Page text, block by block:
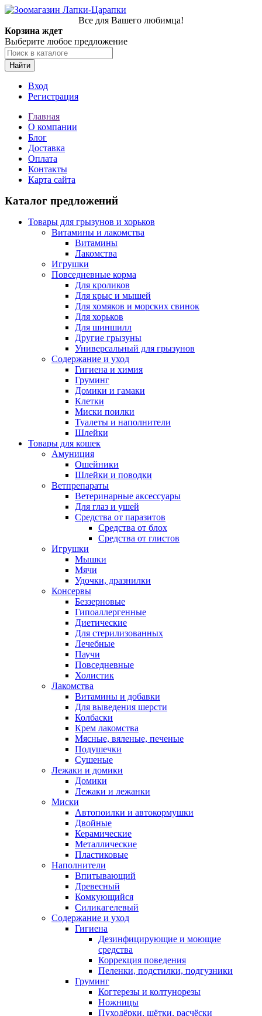
Все для Вашего любимца!
Корзина ждет
Выберите любое предложение
Найти
Вход
Регистрация
Главная
О компании
Блог
Доставка
Оплата
Контакты
Карта сайта
Каталог предложений
Товары для грызунов и хорьков
Витамины и лакомства
Витамины
Лакомства
Игрушки
Повседневные корма
Для кроликов
Для крыс и мышей
Для хомяков и морских свинок
Для хорьков
Для шиншилл
Другие грызуны
Универсальный для грызунов
Содержание и уход
Гигиена и химия
Груминг
Домики и гамаки
Клетки
Миски поилки
Туалеты и наполнители
Шлейки
Товары для кошек
Амуниция
Ошейники
Шлейки и поводки
Ветпрепараты
Ветеринарные аксессуары
Для глаз и ушей
Средства от паразитов
Средства от блох
Средства от глистов
Игрушки
Мышки
Мячи
Удочки, дразнилки
Консервы
Беззерновые
Гипоаллергенные
Диетические
Для стерилизованных
Лечебные
Паучи
Повседневные
Холистик
Лакомства
Витамины и добавки
Для выведения шерсти
Колбаски
Крем лакомства
Мясные, вяленые, печеные
Подушечки
Сушеные
Лежаки и домики
Домики
Лежаки и лежанки
Миски
Автопоилки и автокормушки
Двойные
Керамические
Металлические
Пластиковые
Наполнители
Впитывающий
Древесный
Комкующийся
Силикагелевый
Содержание и уход
Гигиена
Дезинфицирующие и моющие
средства
Коррекция поведения
Пеленки, подстилки, подгузники
Груминг
Когтерезы и колтунорезы
Ножницы
Пуходёрки, щётки, расчёски